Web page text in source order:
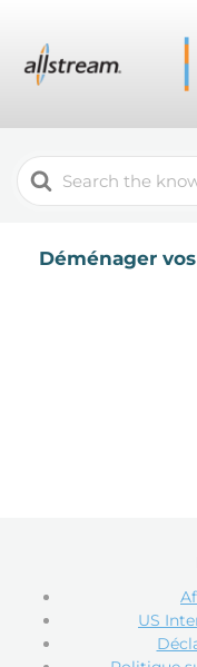
Search
For
Déménager
US